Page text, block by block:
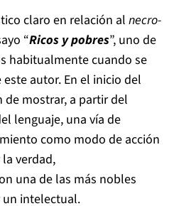
claro en relación al necro-
“Ricos y pobres”, uno de
habitualmente cuando se
autor. En el inicio del
mostrar, a partir del
lenguaje, una vía de
como modo de acción
verdad,
una de las más nobles
un intelectual.